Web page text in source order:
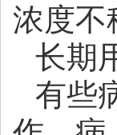
浓度不
长期
有些